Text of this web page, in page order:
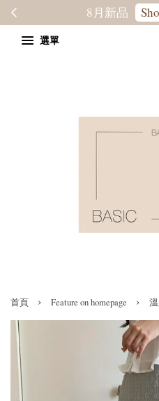
轉季優惠8
選單
首頁 › Feature on homepage ›